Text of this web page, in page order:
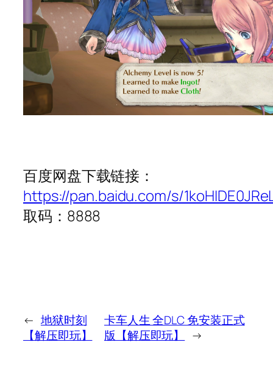
百度网盘下载链接：
https://pan.baidu.com/s/
取码：8888
← 地狱时刻
【解压即玩】
卡车人生 全DLC 免安装正式
版【解压即玩】
→